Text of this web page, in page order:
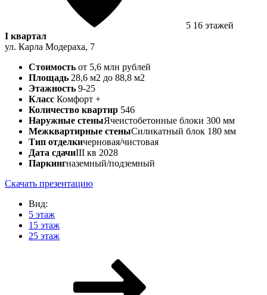
5 16 этажей
I квартал
ул. Карла Модераха, 7
Стоимость от 5,6 млн рублей
Площадь 28,6 м2 до 88,8 м2
Этажность 9-25
Класс Комфорт +
Количество квартир 546
Наружные стеныЯчеистобетонные блоки 300 мм
Межквартирные стеныCиликатный блок 180 мм
Тип отделкичерновая/чистовая
Дата сдачиIII кв 2028
Паркингназемный/подземный
Скачать презентацию
Вид:
5 этаж
15 этаж
25 этаж